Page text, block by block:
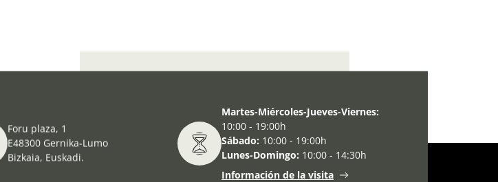
Foru plaza, 1
E48300 Gernika-Lumo
Bizkaia, Euskadi.
Martes-Miércoles-Jueves-Viernes:
10:00 - 19:00h
Sábado: 10:00 - 19:00h
Lunes-Domingo: 10:00 - 14:30h
Información de la visita